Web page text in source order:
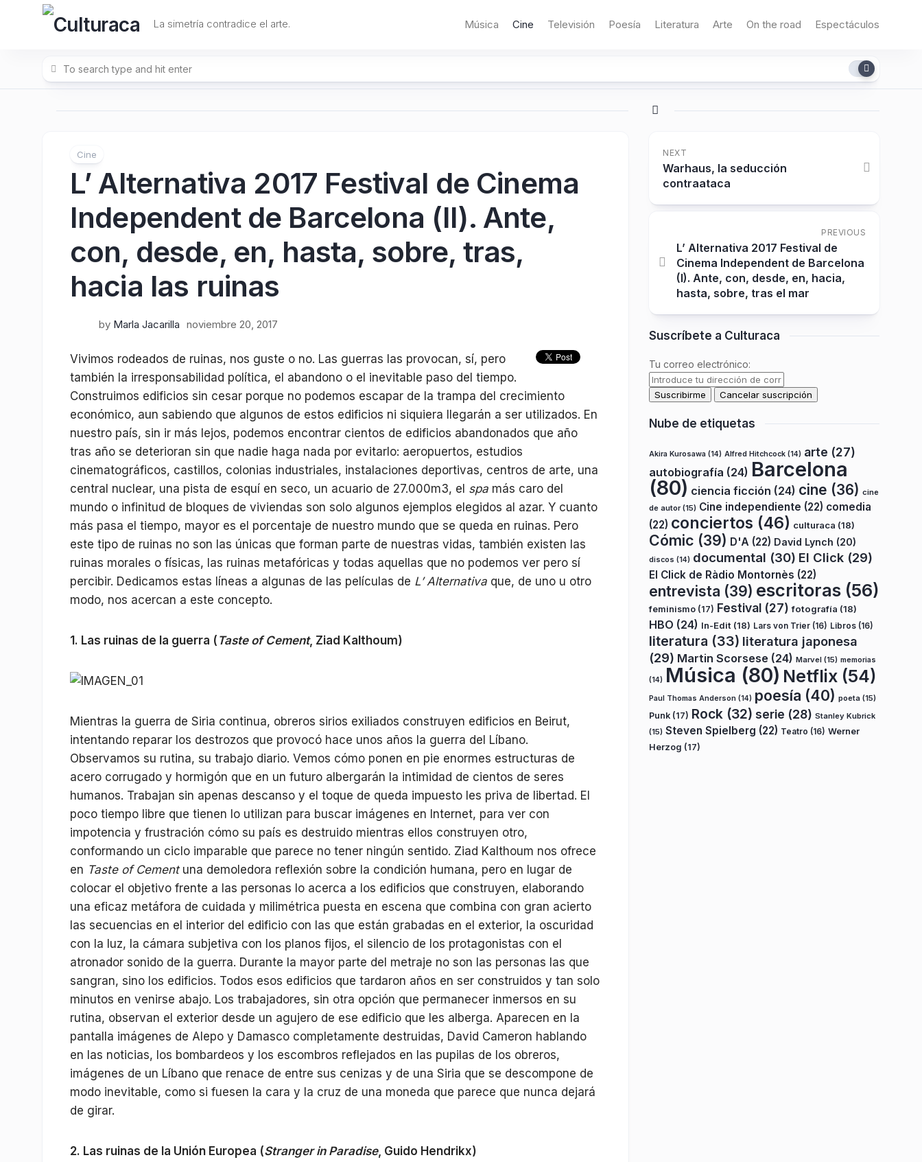
La simetría contradice el arte. Música Cine Televisión Poesía Literatura Arte On the road Espectáculos
Cine
L’ Alternativa 2017 Festival de Cinema
Independent de Barcelona (II). Ante,
con, desde, en, hasta, sobre, tras,
hacia las ruinas
by Marla Jacarilla noviembre 20, 2017
Vivimos rodeados de ruinas, nos guste o no. Las guerras las provocan, sí, pero
también la irresponsabilidad política, el abandono o el inevitable paso del tiempo.
Construimos edificios sin cesar porque no podemos escapar de la trampa del crecimiento
económico, aun sabiendo que algunos de estos edificios ni siquiera llegarán a ser utilizados. En
nuestro país, sin ir más lejos, podemos encontrar cientos de edificios abandonados que año
tras año se deterioran sin que nadie haga nada por evitarlo: aeropuertos, estudios
cinematográficos, castillos, colonias industriales, instalaciones deportivas, centros de arte, una
central nuclear, una pista de esquí en seco, un acuario de 27.000m3, el spa más caro del
mundo o infinitud de bloques de viviendas son solo algunos ejemplos elegidos al azar. Y cuanto
más pasa el tiempo, mayor es el porcentaje de nuestro mundo que se queda en ruinas. Pero
este tipo de ruinas no son las únicas que forman parte de nuestras vidas, también existen las
ruinas morales o físicas, las ruinas metafóricas y todas aquellas que no podemos ver pero sí
percibir. Dedicamos estas líneas a algunas de las películas de L’ Alternativa que, de uno u otro
modo, nos acercan a este concepto.
1. Las ruinas de la guerra ( Taste of Cement, Ziad Kalthoum)
Mientras la guerra de Siria continua, obreros sirios exiliados construyen edificios en Beirut,
intentando reparar los destrozos que provocó hace unos años la guerra del Líbano.
Observamos su rutina, su trabajo diario. Vemos cómo ponen en pie enormes estructuras de
acero corrugado y hormigón que en un futuro albergarán la intimidad de cientos de seres
humanos. Trabajan sin apenas descanso y el toque de queda impuesto les priva de libertad. El
poco tiempo libre que tienen lo utilizan para buscar imágenes en Internet, para ver con
impotencia y frustración cómo su país es destruido mientras ellos construyen otro,
conformando un ciclo imparable que parece no tener ningún sentido. Ziad Kalthoum nos ofrece
en Taste of Cementuna demoledora reflexión sobre la condición humana, pero en lugar de
colocar el objetivo frente a las personas lo acerca a los edificios que construyen, elaborando
una eficaz metáfora de cuidada y milimétrica puesta en escena que combina con gran acierto
las secuencias en el interior del edificio con las que están grabadas en el exterior, la oscuridad
con la luz, la cámara subjetiva con los planos fijos, el silencio de los protagonistas con el
atronador sonido de la guerra. Durante la mayor parte del metraje no son las personas las que
sangran, sino los edificios. Todos esos edificios que tardaron años en ser construidos y tan solo
minutos en venirse abajo. Los trabajadores, sin otra opción que permanecer inmersos en su
rutina, observan el exterior desde un agujero de ese edificio que les alberga. Aparecen en la
pantalla imágenes de Alepo y Damasco completamente destruidas, David Cameron hablando
en las noticias, los bombardeos y los escombros reflejados en las pupilas de los obreros,
imágenes de un Líbano que renace de entre sus cenizas y de una Siria que se descompone de
modo inevitable, como si fuesen la cara y la cruz de una moneda que parece que nunca dejará
de girar.
2. Las ruinas de la Unión Europea (Stranger in Paradise, Guido Hendrikx)
NEXT
Warhaus, la seducción
contraataca
PREVIOUS
L’ Alternativa 2017 Festival de
Cinema Independent de Barcelona
(I). Ante, con, desde, en, hacia,
hasta, sobre, tras el mar
Suscríbete a Culturaca
Tu correo electrónico:
Nube de etiquetas
Akira Kurosawa (14) Alfred Hitchcock (14) arte (27)
autobiografía (24) Barcelona
(80) ciencia ficción (24) cine (36) cine
de autor(15) Cine independiente (22) comedia
(22) conciertos (46) culturaca (18)
Cómic (39) D'A (22) David Lynch (20)
discos (14) documental (30) El Click (29)
El Click de Ràdio Montornès (22)
entrevista (39) escritoras (56)
feminismo (17) Festival (27) fotografía (18)
HBO (24) In-Edit (18) Lars von Trier (16) Libros (16)
literatura (33) literatura japonesa
(29) Martin Scorsese (24) Marvel (15) memorias
(14) Música (80) Netflix (54)
Paul Thomas Anderson (14) poesía (40) poeta (15)
Punk (17) Rock (32) serie (28) Stanley Kubrick
(15) Steven Spielberg (22) Teatro (16) Werner
Herzog (17)